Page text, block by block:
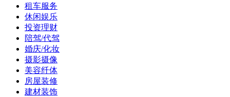
租车服务
休闲娱乐
投资理财
陪驾/代驾
婚庆/化妆
摄影摄像
美容纤体
房屋装修
建材装饰